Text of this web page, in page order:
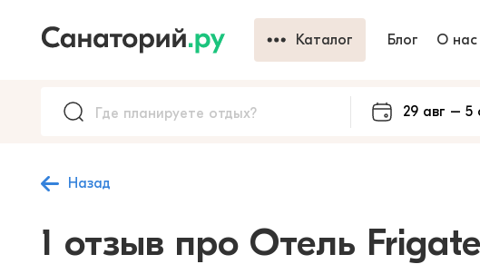
Каталог Блог О нас
Назад
1 отзыв про Отель Frigate